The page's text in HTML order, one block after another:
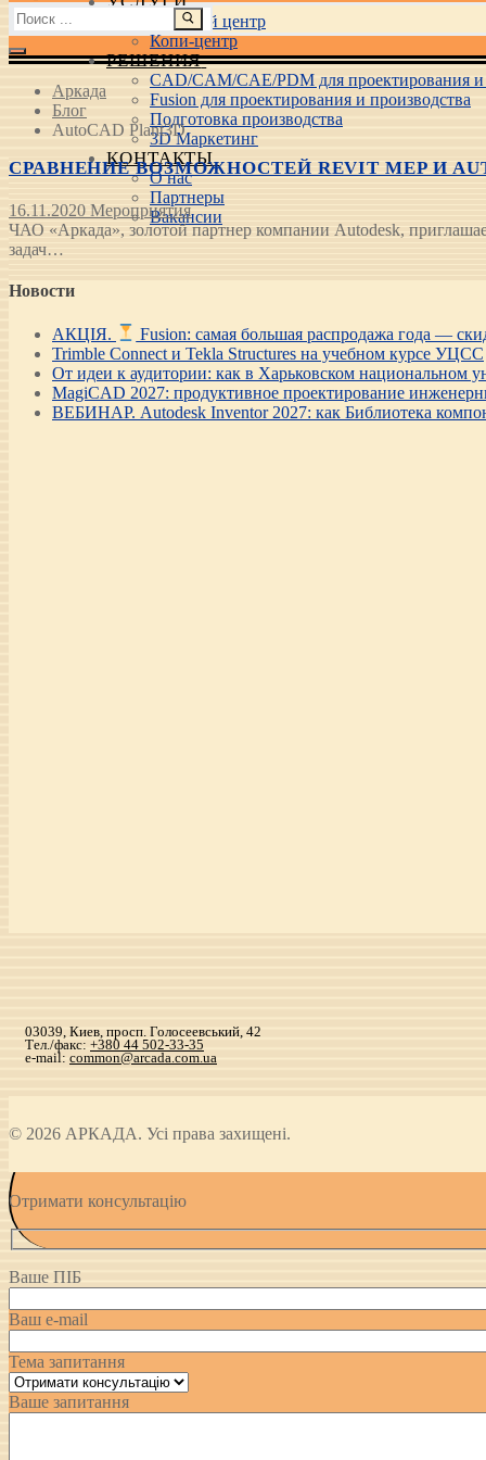
Учебный центр
Копи-центр
РЕШЕНИЯ
CAD/CAM/CAE/PDM для проектирования и
Fusion для проектирования и производства
Подготовка производства
3D Маркетинг
КОНТАКТЫ
О нас
Партнеры
Вакансии
Найти:
Аркада
Блог
AutoCAD Plant3D
СРАВНЕНИЕ ВОЗМОЖНОСТЕЙ REVIT MEP И
16.11.2020 Мероприятия
ЧАО «Аркада», золотой партнер компании Autodesk,
задач…
Новости
АКЦІЯ. Fusion: самая большая распродажа года —
Trimble Connect и Tekla Structures на учебном курсе УЦСС
От идеи к аудитории: как в Харьковском национальном
MagiCAD 2027: продуктивное проектирование
ВЕБИНАР. Autodesk Inventor 2027: как Библиотека
03039, Киев, просп. Голосеевський, 42
Тел./факс: +380 44 502-33-35
e-mail: common@arcada.com.ua
© 2026 АРКАДА. Усі права захищені.
Отримати консультацію
Ваше ПІБ
Ваш e-mail
Тема запитання
Ваше запитання